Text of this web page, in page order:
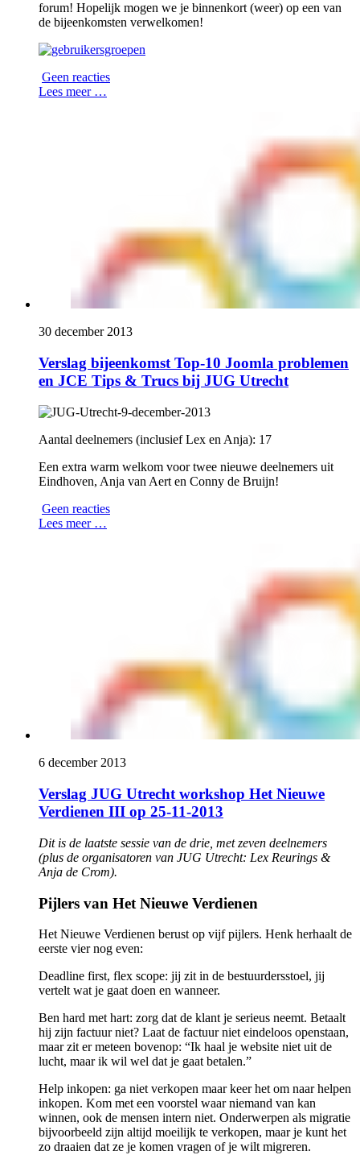
forum! Hopelijk mogen we je binnenkort (weer) op een van
de bijeenkomsten verwelkomen!
Geen reacties
Lees meer …
30 december 2013
Verslag bijeenkomst Top-10 Joomla problemen
en JCE Tips & Trucs bij JUG Utrecht
Aantal deelnemers (inclusief Lex en Anja): 17
Een extra warm welkom voor twee nieuwe deelnemers uit
Eindhoven, Anja van Aert en Conny de Bruijn!
Geen reacties
Lees meer …
6 december 2013
Verslag JUG Utrecht workshop Het Nieuwe
Verdienen III op 25-11-2013
Dit is de laatste sessie van de drie, met zeven deelnemers
(plus de organisatoren van JUG Utrecht: Lex Reurings &
Anja de Crom).
Pijlers van Het Nieuwe Verdienen
Het Nieuwe Verdienen berust op vijf pijlers. Henk herhaalt de
eerste vier nog even:
Deadline first, flex scope: jij zit in de bestuurdersstoel, jij
vertelt wat je gaat doen en wanneer.
Ben hard met hart: zorg dat de klant je serieus neemt. Betaalt
hij zijn factuur niet? Laat de factuur niet eindeloos openstaan,
maar zit er meteen bovenop: “Ik haal je website niet uit de
lucht, maar ik wil wel dat je gaat betalen.”
Help inkopen: ga niet verkopen maar keer het om naar helpen
inkopen. Kom met een voorstel waar niemand van kan
winnen, ook de mensen intern niet. Onderwerpen als migratie
bijvoorbeeld zijn altijd moeilijk te verkopen, maar je kunt het
zo draaien dat ze je komen vragen of je wilt migreren.